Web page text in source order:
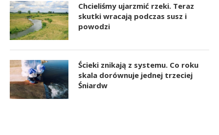
Chcieliśmy ujarzmić rzeki. Teraz
skutki wracają podczas susz i
powodzi
Ścieki znikają z systemu. Co roku
skala dorównuje jednej trzeciej
Śniardw